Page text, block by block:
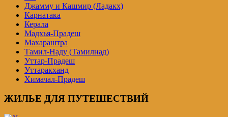
Джамму и Кашмир (Ладакх)
Карнатака
Керала
Мадхья-Прадеш
Махараштра
Тамил-Наду (Тамилнад)
Уттар-Прадеш
Уттаракханд
Химачал-Прадеш
ЖИЛЬЕ ДЛЯ ПУТЕШЕСТВИЙ